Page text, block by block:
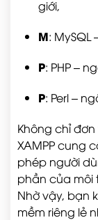
giới,
M: MySQL
P: PHP –
P: Perl –
Không chỉ
XAMPP cung
phép người
phần của môi
Nhờ vậy, bạn
mềm riêng lẻ